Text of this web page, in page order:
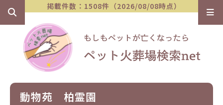
掲載件数：1508件（2026/08/08時点）
動物苑 柏霊園